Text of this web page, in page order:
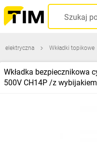
elektryczna Wkładki topikowe
Wkładka bezpiecznikowa
500V CH14P /z